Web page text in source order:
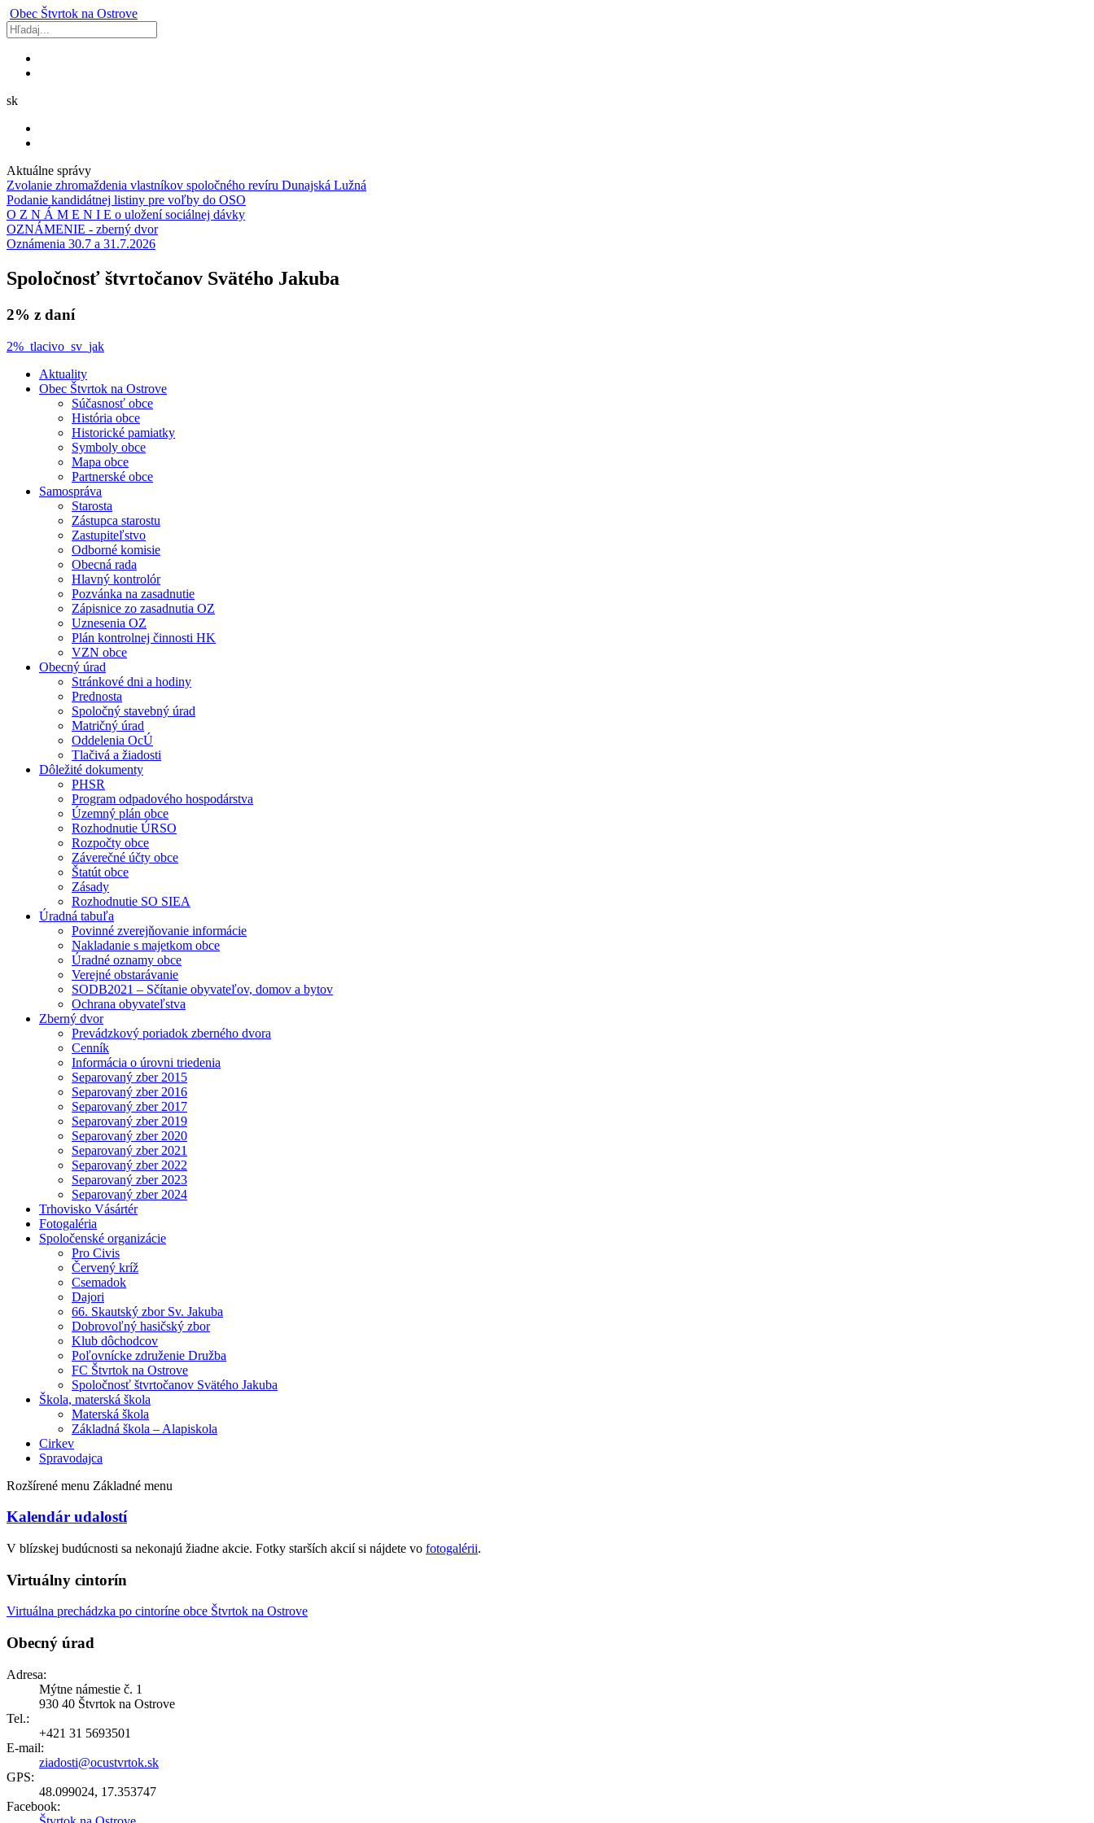
Obec Štvrtok na Ostrove
sk
Aktuálne správy
Zvolanie zhromaždenia vlastníkov spoločného revíru Dunajská Lužná
Podanie kandidátnej listiny pre voľby do OSO
O Z N Á M E N I E o uložení sociálnej dávky
OZNÁMENIE - zberný dvor
Oznámenia 30.7 a 31.7.2026
Spoločnosť štvrtočanov Svätého Jakuba
2% z daní
2%_tlacivo_sv_jak
Aktuality
Obec Štvrtok na Ostrove
Súčasnosť obce
História obce
Historické pamiatky
Symboly obce
Mapa obce
Partnerské obce
Samospráva
Starosta
Zástupca starostu
Zastupiteľstvo
Odborné komisie
Obecná rada
Hlavný kontrolór
Pozvánka na zasadnutie
Zápisnice zo zasadnutia OZ
Uznesenia OZ
Plán kontrolnej činnosti HK
VZN obce
Obecný úrad
Stránkové dni a hodiny
Prednosta
Spoločný stavebný úrad
Matričný úrad
Oddelenia OcÚ
Tlačivá a žiadosti
Dôležité dokumenty
PHSR
Program odpadového hospodárstva
Územný plán obce
Rozhodnutie ÚRSO
Rozpočty obce
Záverečné účty obce
Štatút obce
Zásady
Rozhodnutie SO SIEA
Úradná tabuľa
Povinné zverejňovanie informácie
Nakladanie s majetkom obce
Úradné oznamy obce
Verejné obstarávanie
SODB2021 – Sčítanie obyvateľov, domov a bytov
Ochrana obyvateľstva
Zberný dvor
Prevádzkový poriadok zberného dvora
Cenník
Informácia o úrovni triedenia
Separovaný zber 2015
Separovaný zber 2016
Separovaný zber 2017
Separovaný zber 2019
Separovaný zber 2020
Separovaný zber 2021
Separovaný zber 2022
Separovaný zber 2023
Separovaný zber 2024
Trhovisko Vásártér
Fotogaléria
Spoločenské organizácie
Pro Civis
Červený kríž
Csemadok
Dajori
66. Skautský zbor Sv. Jakuba
Dobrovoľný hasičský zbor
Klub dôchodcov
Poľovnícke združenie Družba
FC Štvrtok na Ostrove
Spoločnosť štvrtočanov Svätého Jakuba
Škola, materská škola
Materská škola
Základná škola – Alapiskola
Cirkev
Spravodajca
Rozšírené menu Základné menu
Kalendár udalostí
V blízskej budúcnosti sa nekonajú žiadne akcie. Fotky starších akcií si nájdete vo fotogalérii.
Virtuálny cintorín
Virtuálna prechádzka po cintoríne obce Štvrtok na Ostrove
Obecný úrad
Adresa:
Mýtne námestie č. 1
930 40 Štvrtok na Ostrove
Tel.:
+421 31 5693501
E-mail:
ziadosti@ocustvrtok.sk
GPS:
48.099024, 17.353747
Facebook: